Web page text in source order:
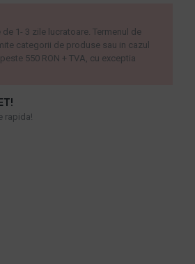
rapida!
1- 3 zile lucratoare. Termenul de
categorii de produse sau in cazul
550 RON + TVA, cu exceptia